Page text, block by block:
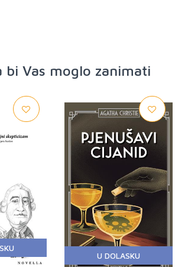
bi Vas moglo zanimati
U DOLASKU